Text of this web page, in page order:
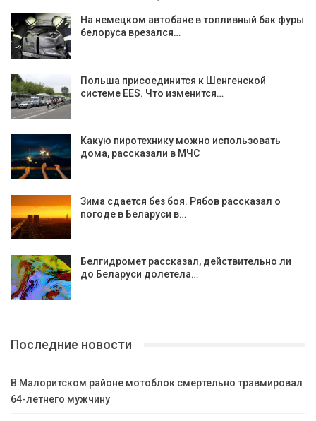
На немецком автобане в топливный бак фуры
белоруса врезался…
Польша присоединится к Шенгенской
системе EES. Что изменится…
Какую пиротехнику можно использовать
дома, рассказали в МЧС
Зима сдается без боя. Рябов рассказал о
погоде в Беларуси в…
Белгидромет рассказал, действительно ли
до Беларуси долетела…
Последние новости
В Малоритском районе мотоблок смертельно травмировал
64-летнего мужчину